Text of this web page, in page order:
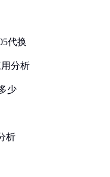
代换
分析
少
析